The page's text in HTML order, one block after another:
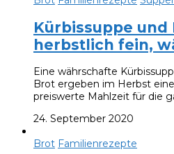
Kürbissuppe und
herbstlich fein,
Eine währschafte
Brot ergeben im Herbst
preiswerte Mahlzeit für die
24. September 2020
Brot Familienrezepte